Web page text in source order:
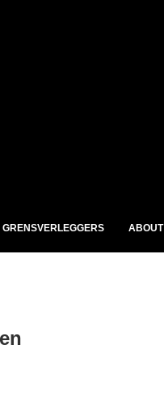
GRENSVERLEGGERS ABOUT